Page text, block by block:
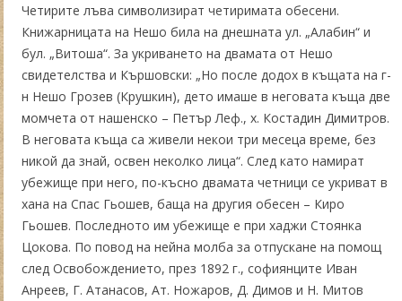
Четирите лъва символизират четиримата обесени.
Книжарницата на Нешо била на днешната ул. „Алабин“ и
бул. „Витоша“. За укриването на двамата от Нешо
свидетелства и Кършовски: „Но после додох в къщата на г-
н Нешо Грозев (Крушкин), дето имаше в неговата къща две
момчета от нашенско – Петър Леф., х. Костадин Димитров.
В неговата къща са живели некои три месеца време, без
никой да знай, освен неколко лица“. След като намират
убежище при него, по-късно двамата четници се укриват в
хана на Спас Гьошев, баща на другия обесен – Киро
Гьошев. Последното им убежище е при хаджи Стоянка
Цокова. По повод на нейна молба за отпускане на помощ
след Освобождението, през 1892 г., софиянците Иван
Анреев, Г. Атанасов, Ат. Ножаров, Д. Димов и Н. Митов